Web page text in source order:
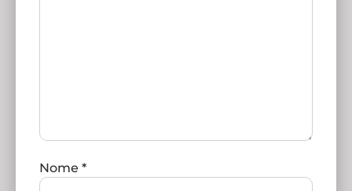
Nome *